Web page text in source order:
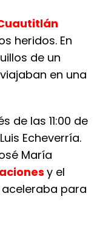
heridos. En
de un
en una
de las 11:00 de
Echeverría.
María
y el
para